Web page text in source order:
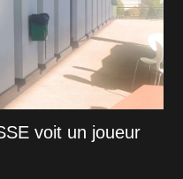
voit un joueur